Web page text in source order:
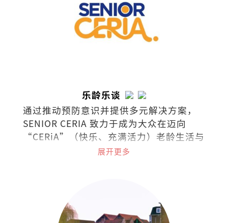
乐龄乐谈
通过推动预防意识并提供多元解决方案，
SENIOR CERIA 致力于成为大众在迈向
“CERiA”（快乐、充满活力）老龄生活与
照护之路上的伙伴。展开更多